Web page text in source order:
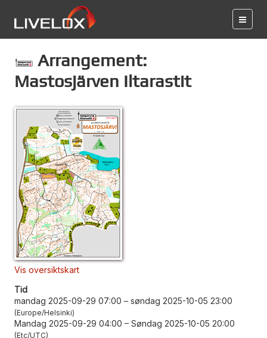
Arrangement:
Mastosjärven Iltarastit
Vis oversiktskart
Tid
mandag 2025-09-29 07:00 – søndag 2025-10-05 23:00
Europe/Helsinki
Mandag 2025-09-29 04:00 – Søndag 2025-10-05 20:00
Etc/UTC